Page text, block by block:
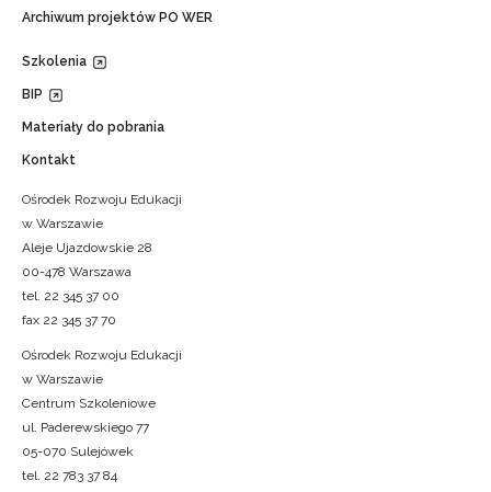
Archiwum projektów PO WER
Szkolenia
BIP
Materiały do pobrania
Kontakt
Ośrodek Rozwoju Edukacji
w Warszawie
Aleje Ujazdowskie 28
00-478 Warszawa
tel. 22 345 37 00
fax 22 345 37 70
Ośrodek Rozwoju Edukacji
w Warszawie
Centrum Szkoleniowe
ul. Paderewskiego 77
05-070 Sulejówek
tel. 22 783 37 84